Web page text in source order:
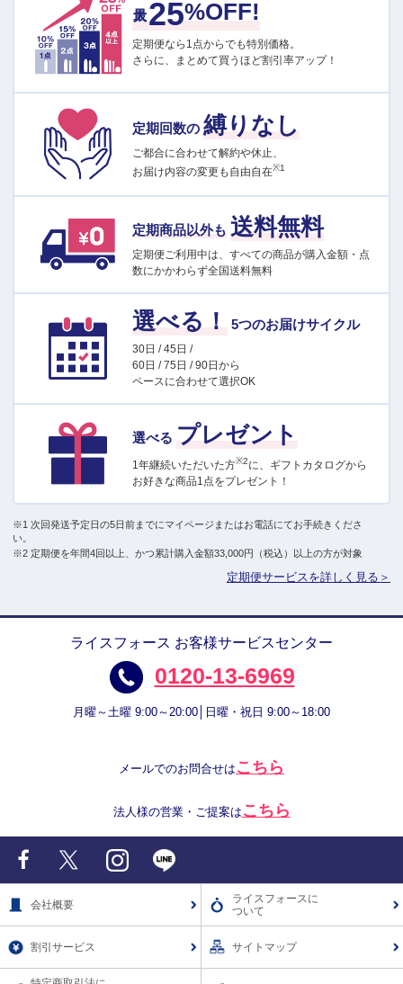
25%OFF!
定期便なら1点からでも特別価格。
さらに、まとめて買うほど割引率アップ！
定期回数の 縛りなし
ご都合に合わせて解約や休止、
お届け内容の変更も自由自在※1
定期商品以外も 送料無料
定期便ご利用中は、すべての商品が購入金額・点
数にかかわらず全国送料無料
選べる！ 5つのお届けサイクル
30日 / 45日 /
60日 / 75日 / 90日から
ペースに合わせて選択OK
選べる プレゼント
1年継続いただいた方※2に、ギフトカタログから
お好きな商品1点をプレゼント！
※1 次回発送予定日の5日前までにマイページまたはお電話にてお手続きくださ
い。
※2 定期便を年間4回以上、かつ累計購入金額33,000円（税込）以上の方が対象
定期便サービスを詳しく見る＞
ライスフォース お客様サービスセンター
0120-13-6969
月曜～土曜 9:00～20:00│日曜・祝日 9:00～18:00
メールでのお問合せは こちら
法人様の営業・ご提案は こちら
Facebook
会社概要
ライスフォースに
ついて
割引サービス サイトマップ